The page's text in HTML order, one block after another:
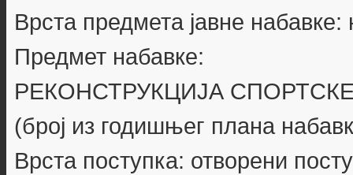
Врста предмета јавне
Предмет набавке:
РЕКОНСТРУКЦИЈА
(број из годишњег плана
Врста поступка: отворени